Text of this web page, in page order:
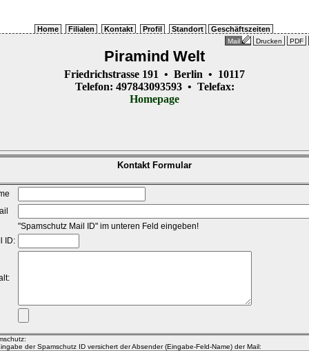
Home Filialen Kontakt Profil Standort Geschäftszeiten
Mail Drucken PDF
Piramind Welt
Friedrichstrasse 191 • Berlin • 10117
Telefon: 497843093593 • Telefax:
Homepage
Kontakt Formular
"Spamschutz Mail ID" im unteren Feld eingeben!
ID:
der Spamschutz ID versichert der Absender (Eingabe-Feld-Name) der Mail: